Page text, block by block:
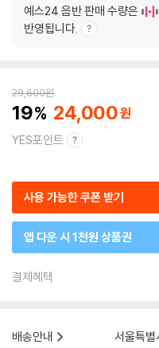
예스24 음반 판매 수량은
반영됩니다.
29,600원
19 24,000
YES포인트
사용 가능한 쿠폰 받기
앱 다운 시 1천원 상품권
결제혜택
배송안내
서울특별